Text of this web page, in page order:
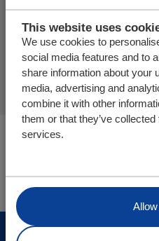
This website uses
We use cookies to
social media features and to
share information about your
media, advertising and
combine it with other
them or that they’ve
services.
Adicionar
Finalizar
Você está aqui:
Peças/webshop
© Cargo Floor B.V. Byte